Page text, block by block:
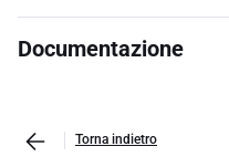
Documentazione
Torna indietro